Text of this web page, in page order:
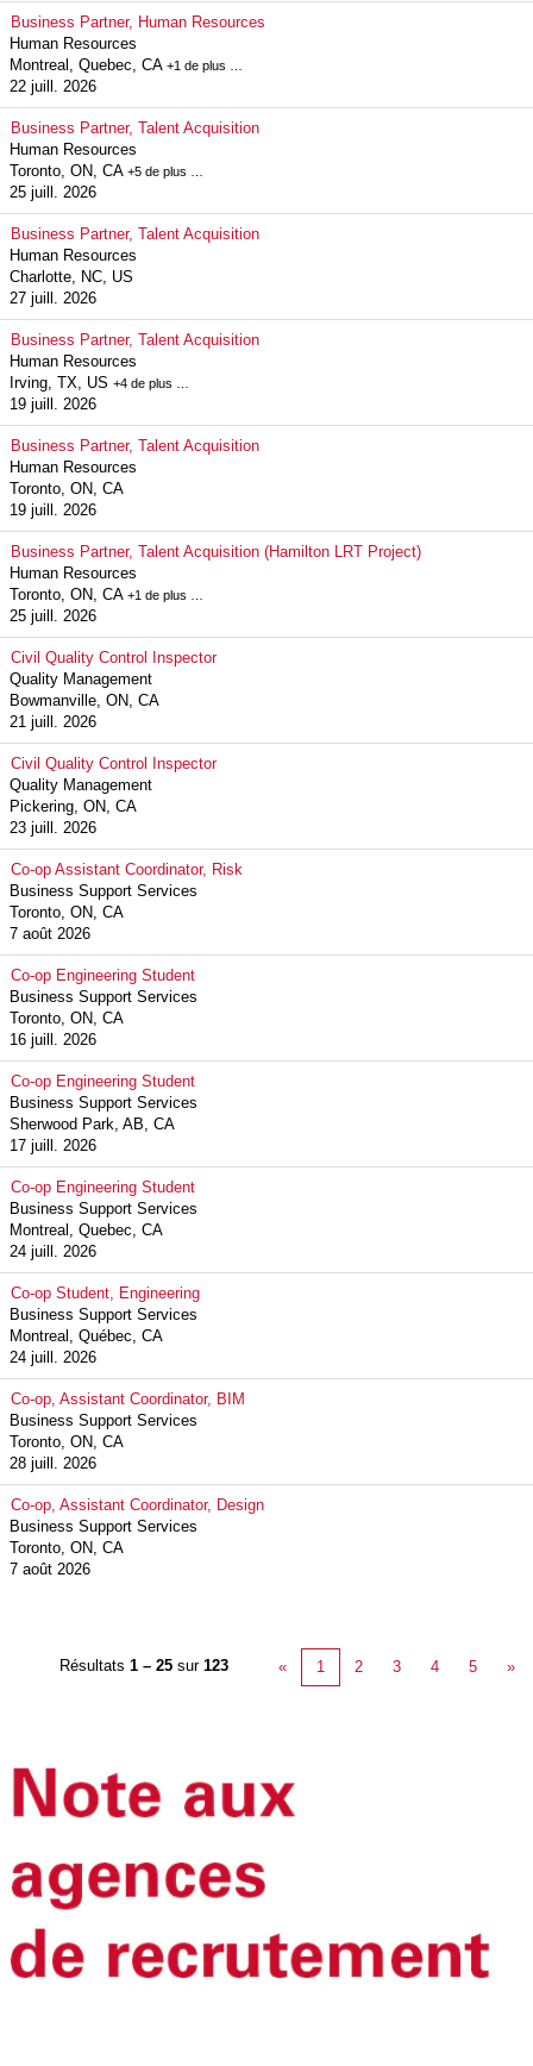
Business Partner, Human Resources
Human Resources
Montreal, Quebec, CA +1 de plus …
22 juill. 2026
Business Partner, Talent Acquisition
Human Resources
Toronto, ON, CA +5 de plus …
25 juill. 2026
Business Partner, Talent Acquisition
Human Resources
Charlotte, NC, US
27 juill. 2026
Business Partner, Talent Acquisition
Human Resources
Irving, TX, US +4 de plus …
19 juill. 2026
Business Partner, Talent Acquisition
Human Resources
Toronto, ON, CA
19 juill. 2026
Business Partner, Talent Acquisition (Hamilton LRT Project)
Human Resources
Toronto, ON, CA +1 de plus …
25 juill. 2026
Civil Quality Control Inspector
Quality Management
Bowmanville, ON, CA
21 juill. 2026
Civil Quality Control Inspector
Quality Management
Pickering, ON, CA
23 juill. 2026
Co-op Assistant Coordinator, Risk
Business Support Services
Toronto, ON, CA
7 août 2026
Co-op Engineering Student
Business Support Services
Toronto, ON, CA
16 juill. 2026
Co-op Engineering Student
Business Support Services
Sherwood Park, AB, CA
17 juill. 2026
Co-op Engineering Student
Business Support Services
Montreal, Quebec, CA
24 juill. 2026
Co-op Student, Engineering
Business Support Services
Montreal, Québec, CA
24 juill. 2026
Co-op, Assistant Coordinator, BIM
Business Support Services
Toronto, ON, CA
28 juill. 2026
Co-op, Assistant Coordinator, Design
Business Support Services
Toronto, ON, CA
7 août 2026
Résultats 1 – 25 sur 123 « 1 2 3 4 5 »